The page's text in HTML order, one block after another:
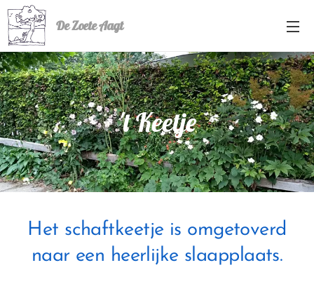
De Zoete Aagt
't Keetje
Het schaftkeetje is omgetoverd
naar een heerlijke slaapplaats.